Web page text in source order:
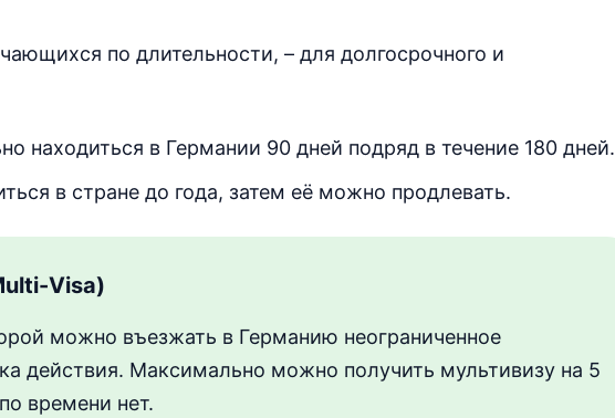
по длительности, – для долгосрочного и
находиться в Германии 90 дней подряд в течение 180 дней.
в стране до года, затем её можно продлевать.
Visa)
можно въезжать в Германию неограниченное
действия. Максимально можно получить мультивизу на 5
времени нет.